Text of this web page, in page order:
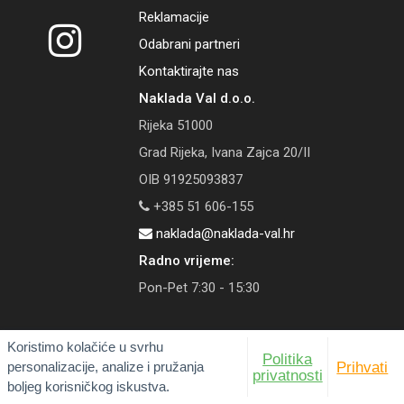
Koristimo kolačiće u svrhu
personalizacije, analize i pružanja
boljeg korisničkog iskustva.
Politika
privatnosti
Prihvati
Reklamacije
Odabrani partneri
Kontaktirajte nas
Naklada Val d.o.o.
Rijeka 51000
Grad Rijeka, Ivana Zajca 20/II
OIB 91925093837
+385 51 606-155
naklada@naklada-val.hr
Radno vrijeme:
Pon-Pet 7:30 - 15:30
© 2026 Naklada Val | Tečaj konverzije: 1 EUR = 7,53450 HRK